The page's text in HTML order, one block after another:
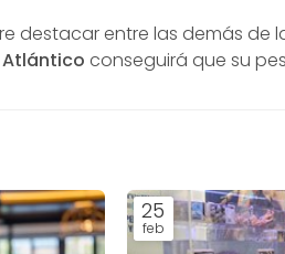
destacar entre las demás de
conseguirá que su
25
feb